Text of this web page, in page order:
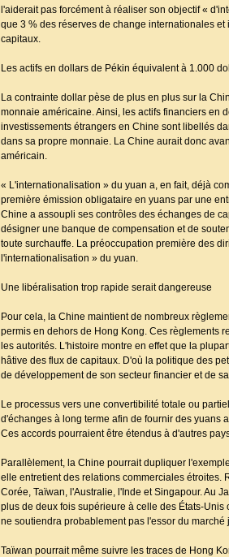
l'aiderait pas forcément à réaliser son objectif «
que 3 % des réserves de change internationales
capitaux.
Les actifs en dollars de Pékin équivalent à 1.000
La contrainte dollar pèse de plus en plus sur la
monnaie américaine. Ainsi, les actifs financiers en
investissements étrangers en Chine sont libellés
dans sa propre monnaie. La Chine aurait donc
américain.
« L'internationalisation » du yuan a, en fait, déjà
première émission obligataire en yuans par une
Chine a assoupli ses contrôles des échanges de
désigner une banque de compensation et de
toute surchauffe. La préoccupation première des
l'internationalisation » du yuan.
Une libéralisation trop rapide serait dangereuse
Pour cela, la Chine maintient de nombreux
permis en dehors de Hong Kong. Ces règlements
les autorités. L'histoire montre en effet que la
hâtive des flux de capitaux. D'où la politique des
de développement de son secteur financier et de
Le processus vers une convertibilité totale ou
d'échanges à long terme afin de fournir des yuans
Ces accords pourraient être étendus à d'autres
Parallèlement, la Chine pourrait dupliquer
elle entretient des relations commerciales
Corée, Taïwan, l'Australie, l'Inde et Singapour. Au
plus de deux fois supérieure à celle des États-
ne soutiendra probablement pas l'essor du
Taïwan pourrait même suivre les traces de Hong